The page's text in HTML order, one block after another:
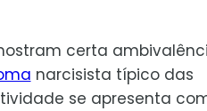
certa
narcisista típico das
se apresenta